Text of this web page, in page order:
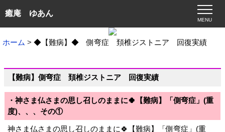
癒庵 ゆあん
MENU
ホーム ◆【難病】◆ 側弯症 頚椎ジストニア 回復実績
【難病】側弯症 頚椎ジストニア 回復実績
・神さま仏さまの思し召しのままに🍀【難病】「側弯症」(重
度)、、、その①
神さま仏さまの思し召しのままに🍀【難病】「側弯症」(重